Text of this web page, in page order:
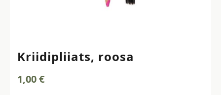
Kriidipliiats, roosa
1,00€